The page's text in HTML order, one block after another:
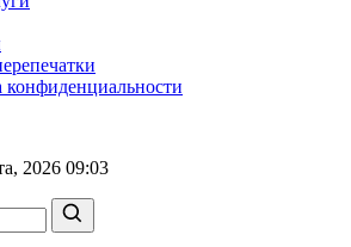
2026 09:03